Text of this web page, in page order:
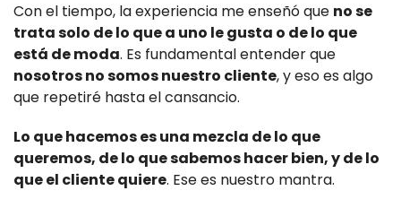
Con el tiempo, la experiencia me enseñó que no se
trata solo de lo que a uno le gusta o de lo que
está de moda. Es fundamental entender que
nosotros no somos nuestro cliente, y eso es algo
que repetiré hasta el cansancio.
Lo que hacemos es una mezcla de lo que
queremos, de lo que sabemos hacer bien, y de lo
que el cliente quiere. Ese es nuestro mantra.